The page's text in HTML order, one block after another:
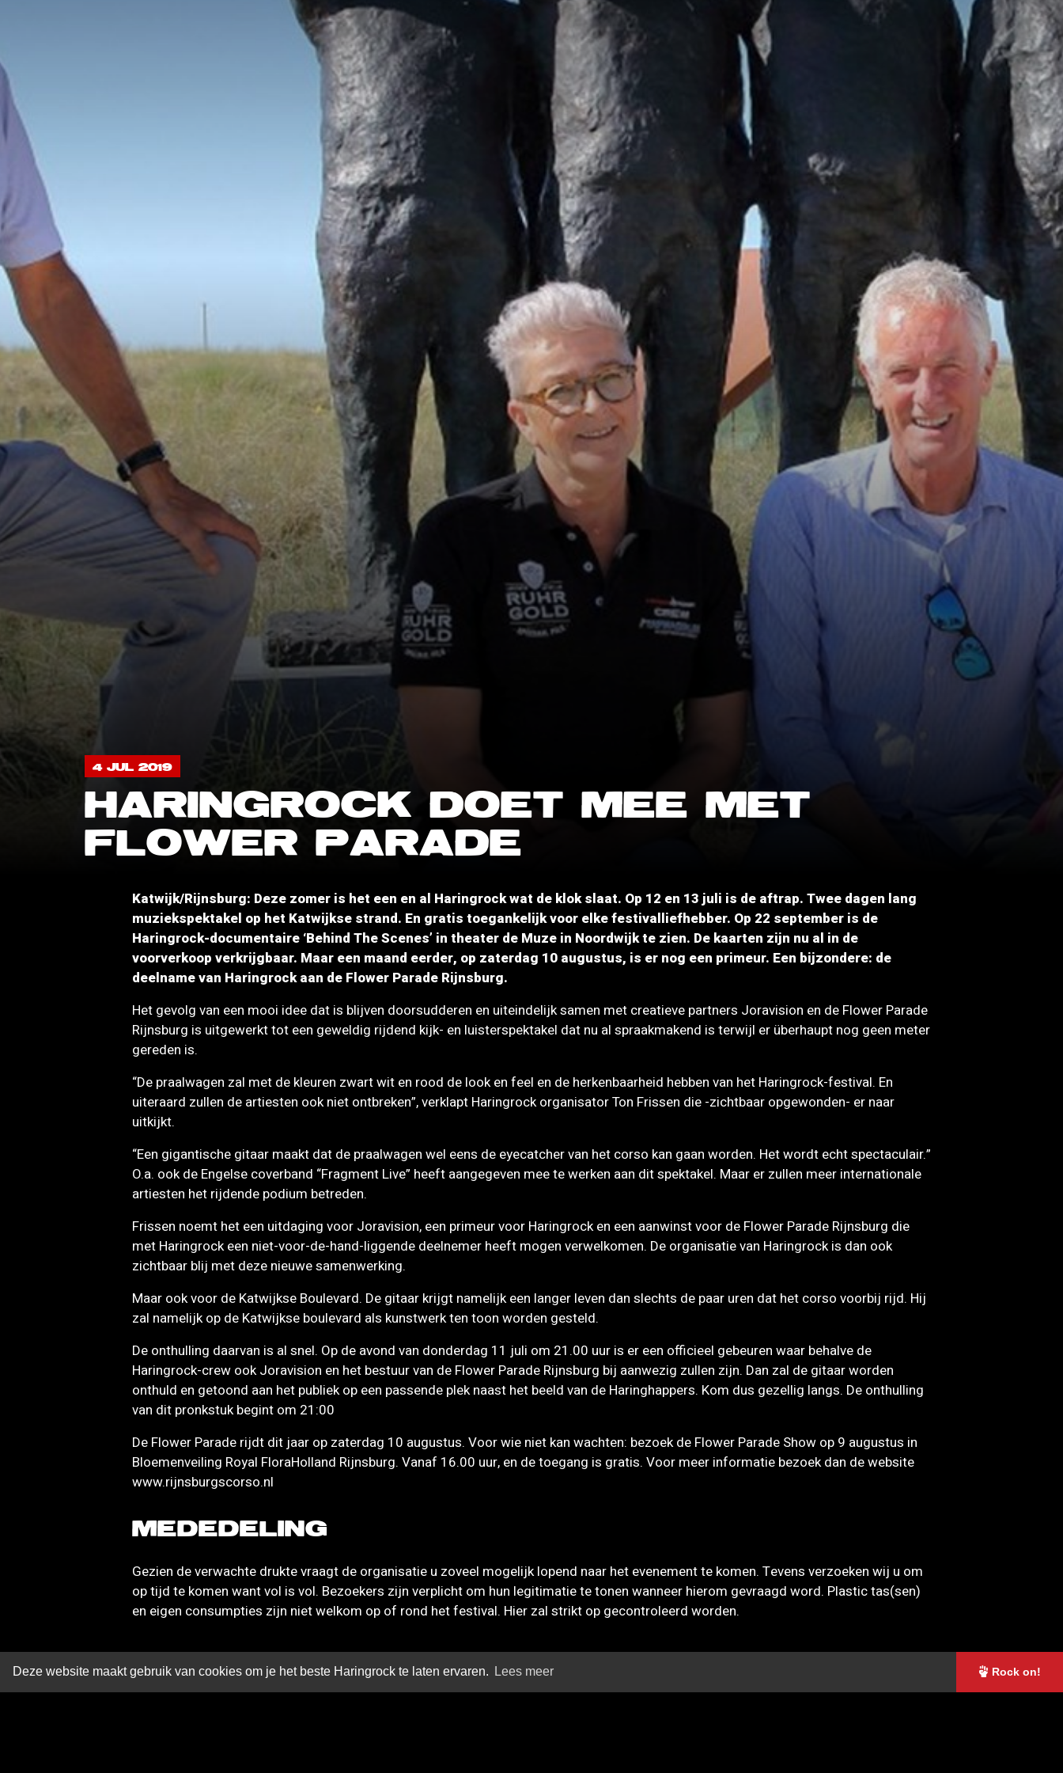
Deze website maakt gebruik van cookies om je het beste Haringrock te laten ervaren. Lees meer Rock on!
4 JUL 2019
HARINGROCK DOET MEE MET
FLOWER PARADE
Katwijk/Rijnsburg: Deze zomer is het een en al Haringrock wat de klok slaat. Op 12 en 13 juli is de aftrap. Twee dagen lang
muziekspektakel op het Katwijkse strand. En gratis toegankelijk voor elke festivalliefhebber. Op 22 september is de
Haringrock-documentaire ‘Behind The Scenes’ in theater de Muze in Noordwijk te zien. De kaarten zijn nu al in de
voorverkoop verkrijgbaar. Maar een maand eerder, op zaterdag 10 augustus, is er nog een primeur. Een bijzondere: de
deelname van Haringrock aan de Flower Parade Rijnsburg.
Het gevolg van een mooi idee dat is blijven doorsudderen en uiteindelijk samen met creatieve partners Joravision en de Flower Parade
Rijnsburg is uitgewerkt tot een geweldig rijdend kijk- en luisterspektakel dat nu al spraakmakend is terwijl er überhaupt nog geen meter
gereden is.
“De praalwagen zal met de kleuren zwart wit en rood de look en feel en de herkenbaarheid hebben van het Haringrock-festival. En
uiteraard zullen de artiesten ook niet ontbreken”, verklapt Haringrock organisator Ton Frissen die -zichtbaar opgewonden- er naar
uitkijkt.
“Een gigantische gitaar maakt dat de praalwagen wel eens de eyecatcher van het corso kan gaan worden. Het wordt echt spectaculair.”
O.a. ook de Engelse coverband “Fragment Live” heeft aangegeven mee te werken aan dit spektakel. Maar er zullen meer internationale
artiesten het rijdende podium betreden.
Frissen noemt het een uitdaging voor Joravision, een primeur voor Haringrock en een aanwinst voor de Flower Parade Rijnsburg die
met Haringrock een niet-voor-de-hand-liggende deelnemer heeft mogen verwelkomen. De organisatie van Haringrock is dan ook
zichtbaar blij met deze nieuwe samenwerking.
Maar ook voor de Katwijkse Boulevard. De gitaar krijgt namelijk een langer leven dan slechts de paar uren dat het corso voorbij rijd. Hij
zal namelijk op de Katwijkse boulevard als kunstwerk ten toon worden gesteld.
De onthulling daarvan is al snel. Op de avond van donderdag 11 juli om 21.00 uur is er een officieel gebeuren waar behalve de
Haringrock-crew ook Joravision en het bestuur van de Flower Parade Rijnsburg bij aanwezig zullen zijn. Dan zal de gitaar worden
onthuld en getoond aan het publiek op een passende plek naast het beeld van de Haringhappers. Kom dus gezellig langs. De onthulling
van dit pronkstuk begint om 21:00
De Flower Parade rijdt dit jaar op zaterdag 10 augustus. Voor wie niet kan wachten: bezoek de Flower Parade Show op 9 augustus in
Bloemenveiling Royal FloraHolland Rijnsburg. Vanaf 16.00 uur, en de toegang is gratis. Voor meer informatie bezoek dan de website
www.rijnsburgscorso.nl
MEDEDELING
Gezien de verwachte drukte vraagt de organisatie u zoveel mogelijk lopend naar het evenement te komen. Tevens verzoeken wij u om
op tijd te komen want vol is vol. Bezoekers zijn verplicht om hun legitimatie te tonen wanneer hierom gevraagd word. Plastic tas(sen)
en eigen consumpties zijn niet welkom op of rond het festival. Hier zal strikt op gecontroleerd worden.
OOK INTERESSANT
BEKIJK ALLES